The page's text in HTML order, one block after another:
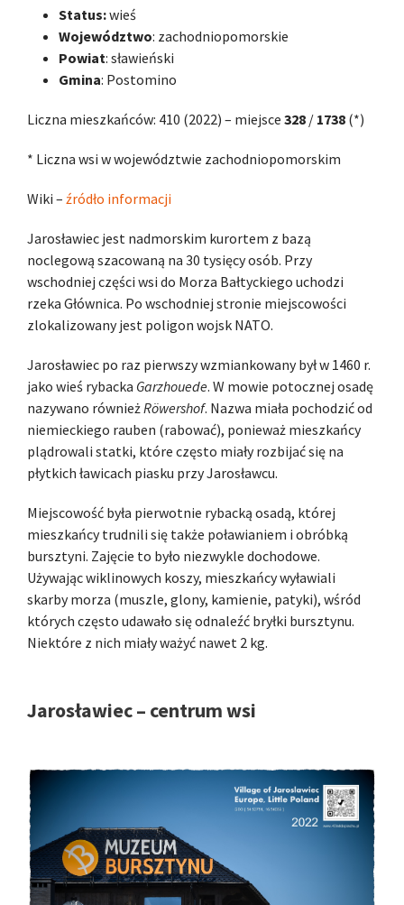
Status:wieś
Województwo: zachodniopomorskie
Powiat: sławieński
Gmina: Postomino
Liczna mieszkańców: 410 (2022) – miejsce 328 / 1738 (*)
* Liczna wsi w województwie zachodniopomorskim
Wiki – źródło informacji
Jarosławiec jest nadmorskim kurortem z bazą
noclegową szacowaną na 30 tysięcy osób. Przy
wschodniej części wsi do Morza Bałtyckiego uchodzi
rzeka Głównica. Po wschodniej stronie miejscowości
zlokalizowany jest poligon wojsk NATO.
Jarosławiec po raz pierwszy wzmiankowany był w 1460 r.
jako wieś rybacka Garzhouede. W mowie potocznej osadę
nazywano równieżRöwershof. Nazwa miała pochodzić od
niemieckiego rauben (rabować), ponieważ mieszkańcy
plądrowali statki, które często miały rozbijać się na
płytkich ławicach piasku przy Jarosławcu.
Miejscowość była pierwotnie rybacką osadą, której
mieszkańcy trudnili się także poławianiem i obróbką
bursztyni. Zajęcie to było niezwykle dochodowe.
Używając wiklinowych koszy, mieszkańcy wyławiali
skarby morza (muszle, glony, kamienie, patyki), wśród
których często udawało się odnaleźć bryłki bursztynu.
Niektóre z nich miały ważyć nawet 2 kg.
Jarosławiec – centrum wsi